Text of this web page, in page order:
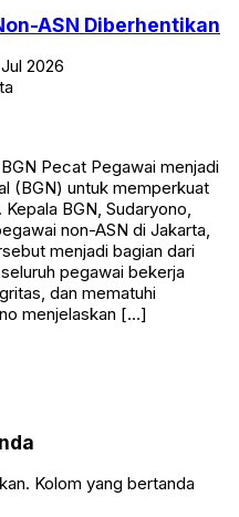
ASN Diberhentikan
2026
Pecat Pegawai menjadi
(BGN) untuk memperkuat
BGN, Sudaryono,
non-ASN di Jakarta,
menjadi bagian dari
pegawai bekerja
dan mematuhi
menjelaskan […]
Kolom yang bertanda